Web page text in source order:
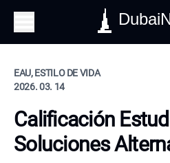
EAU, ESTILO DE VIDA
2026. 03. 14
Calificación
Soluciones